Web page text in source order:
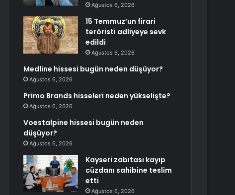
Ağustos 6, 2026
15 Temmuz’un firari
teröristi adliyeye sevk
edildi
Ağustos 6, 2026
Medline hissesi bugün neden düşüyor?
Ağustos 6, 2026
Primo Brands hisseleri neden yükselişte?
Ağustos 6, 2026
Voestalpine hissesi bugün neden
düşüyor?
Ağustos 6, 2026
Kayseri zabıtası kayıp
cüzdanı sahibine teslim
etti
Ağustos 6, 2026